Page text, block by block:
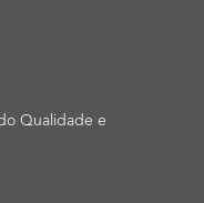
Qualidade e